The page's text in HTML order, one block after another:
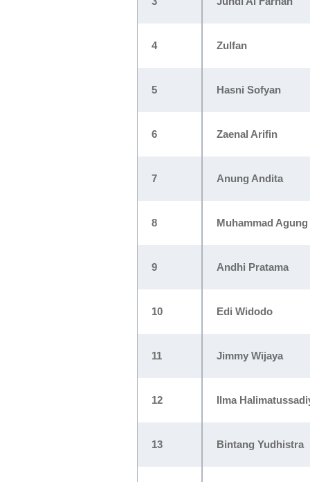
4 Zulfan
5 Hasni Sofyan
6 Zaenal Arifin
7 Anung Andita
8 Muhammad
9 Andhi Pratama
10 Edi Widodo
11 Jimmy Wijaya
12 Ilma
13 Bintang Yudhistra